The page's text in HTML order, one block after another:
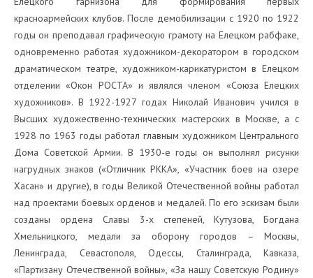
красноармейских клубов. После демобилизации с 1920 по 1922
годы он преподавал графическую грамоту на Елецком рабфаке,
одновременно работая художником-декоратором в городском
драматическом театре, художником-карикатуристом в Елецком
отделении «Окон РОСТА» и являлся членом «Союза Елецких
художников». В 1922-1927 годах Николай Иванович учился в
Высших художественно-технических мастерских в Москве, а с
1928 по 1963 годы работал главным художником Центрального
Дома Советской Армии. В 1930-е годы он выполнял рисунки
нагрудных знаков («Отличник РККА», «Участник боев на озере
Хасан» и другие), в годы Великой Отечественной войны работал
над проектами боевых орденов и медалей. По его эскизам были
созданы ордена Славы 3-х степеней, Кутузова, Богдана
Хмельницкого, медали за оборону городов – Москвы,
Ленинграда, Севастополя, Одессы, Сталинграда, Кавказа,
«Партизану Отечественной войны», «За нашу Советскую Родину»